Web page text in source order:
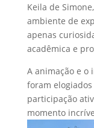
Keila de
ambiente de
apenas
acadêmica e
A animação e o
foram
participação
momento